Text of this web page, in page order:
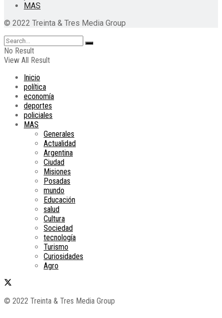
MAS
© 2022 Treinta & Tres Media Group
No Result
View All Result
Inicio
política
economía
deportes
policiales
MAS
Generales
Actualidad
Argentina
Ciudad
Misiones
Posadas
mundo
Educación
salud
Cultura
Sociedad
tecnología
Turismo
Curiosidades
Agro
© 2022 Treinta & Tres Media Group